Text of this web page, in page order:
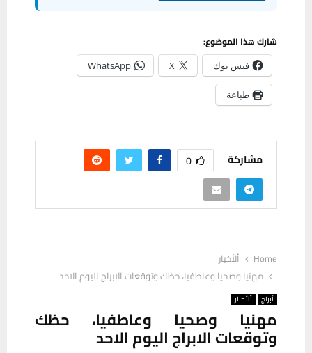
شارك هذا الموضوع:
فيس بوك X
WhatsApp
طباعة
مشاركة 0
Home
ألأخبار
مهنيا وصحيا وعاطفيا، حظك وتوقعات الابراج اليوم الاحد
أبراج ألأخبار
مهنيا وصحيا وعاطفيا، حظك
وتوقعات الابراج اليوم الاحد